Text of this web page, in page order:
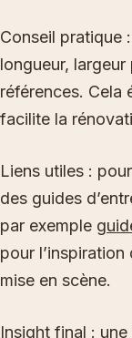
Conseil pratique
longueur,
références. Cela
facilite la
Liens utiles :
des guides
par exemple
pour l’inspiration
mise en scène.
Insight final :